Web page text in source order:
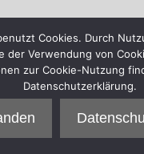
Cookies. Durch
der Verwendung von
zur Cookie-Nutzung
Datenschutzerklärung.